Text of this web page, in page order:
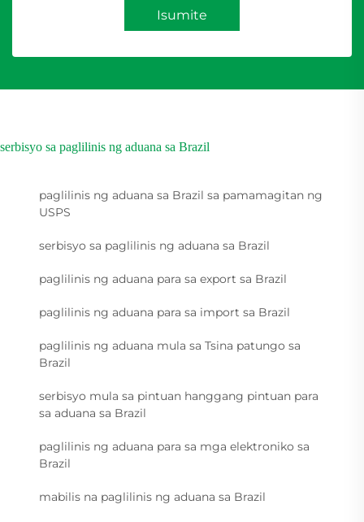
Isumite
serbisyo sa paglilinis ng aduana sa Brazil
paglilinis ng aduana sa Brazil sa pamamagitan ng
USPS
serbisyo sa paglilinis ng aduana sa Brazil
paglilinis ng aduana para sa export sa Brazil
paglilinis ng aduana para sa import sa Brazil
paglilinis ng aduana mula sa Tsina patungo sa
Brazil
serbisyo mula sa pintuan hanggang pintuan para
sa aduana sa Brazil
paglilinis ng aduana para sa mga elektroniko sa
Brazil
mabilis na paglilinis ng aduana sa Brazil